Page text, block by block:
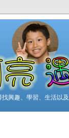
找興趣、學習、生活以